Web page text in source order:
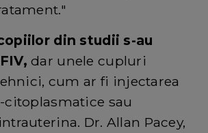
din studii s-au
dar unele cupluri
cum ar fi injectarea
sau
Dr. Allan Pacey,